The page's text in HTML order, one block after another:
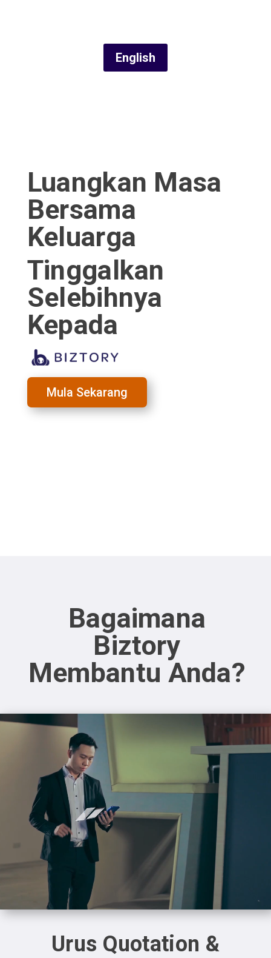
English
Luangkan Masa
Bersama
Keluarga
Tinggalkan
Selebihnya
Kepada
Mula Sekarang
Bagaimana
Biztory
Membantu Anda?
Video
Urus Quotation &